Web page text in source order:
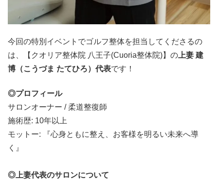
今回の特別イベントでゴルフ整体を担当してくださるの
は、【クオリア整体院 八王子(Cuoria整体院)】の上妻 建
博（こうづま たてひろ）代表です！
◎プロフィール
サロンオーナー / 柔道整復師
施術歴: 10年以上
モットー: 『心身ともに整え、お客様を明るい未来へ導
く』
◎上妻代表のサロンについて